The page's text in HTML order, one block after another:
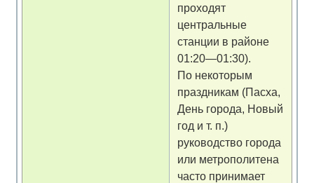
проходят
центральные
станции в районе
01:20—01:30).
По некоторым
праздникам (Пасха,
День города, Новый
год и т. п.)
руководство города
или метрополитена
часто принимает